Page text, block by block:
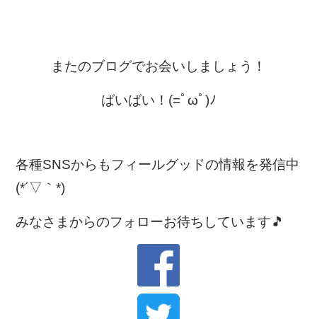
またのブログでお会いしましょう！
ばいばい！(=ﾟωﾟ)ﾉ
各種SNSからもフィールグッドの情報を発信中
(*´▽｀*)
みなさまからのフォローお待ちしています🎵